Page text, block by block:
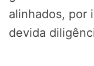
alinhados, por
devida